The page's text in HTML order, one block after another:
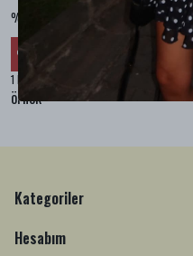
%100 KETEN CEPLİ ŞALVAR PANTOLON - Bej
% ₺ 1,609.99
1 Renk 4 Beden
örnek
Kategoriler
Hesabım